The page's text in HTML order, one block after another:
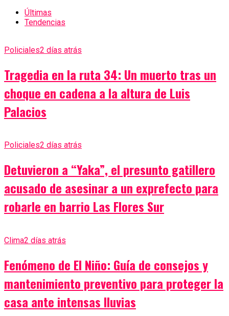
Últimas
Tendencias
Policiales2 días atrás
Tragedia en la ruta 34: Un muerto tras un
choque en cadena a la altura de Luis
Palacios
Policiales2 días atrás
Detuvieron a “Yaka”, el presunto gatillero
acusado de asesinar a un exprefecto para
robarle en barrio Las Flores Sur
Clima2 días atrás
Fenómeno de El Niño: Guía de consejos y
mantenimiento preventivo para proteger la
casa ante intensas lluvias